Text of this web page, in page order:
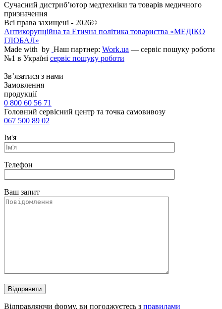
Сучасний дистриб’ютор медтехніки та товарів медичного
призначення
Всі права захищені - 2026©
Антикорупційна та Етична політика товариства «МЕДІКО
ГЛОБАЛ»
Made with by Наш партнер: Work.ua — сервіс пошуку роботи
№1 в Україні сервіс пошуку роботи
Зв’язатися з нами
Замовлення
продукції
0 800 60 56 71
Головний сервісний центр та точка самовивозу
067 500 89 02
Ім'я
Телефон
Ваш запит
Відправляючи форму, ви погоджуєтесь з правилами